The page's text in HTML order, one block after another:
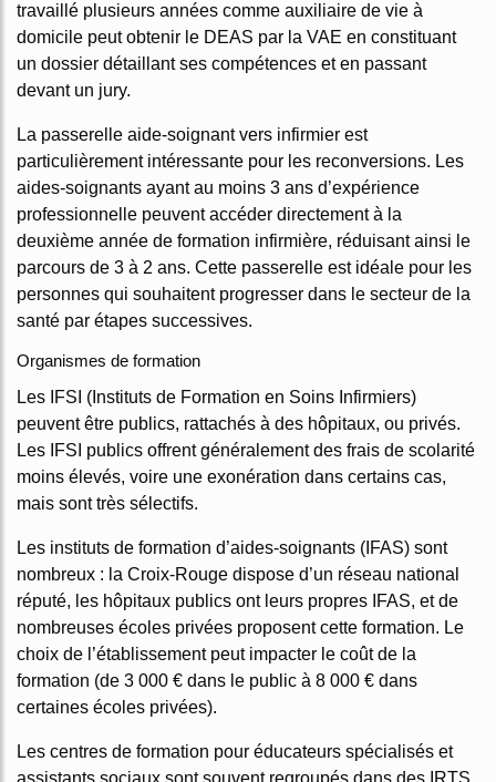
travaillé plusieurs années comme auxiliaire de vie à
domicile peut obtenir le DEAS par la VAE en constituant
un dossier détaillant ses compétences et en passant
devant un jury.
La passerelle aide-soignant vers infirmier est
particulièrement intéressante pour les reconversions. Les
aides-soignants ayant au moins 3 ans d’expérience
professionnelle peuvent accéder directement à la
deuxième année de formation infirmière, réduisant ainsi le
parcours de 3 à 2 ans. Cette passerelle est idéale pour les
personnes qui souhaitent progresser dans le secteur de la
santé par étapes successives.
Organismes de formation
Les IFSI (Instituts de Formation en Soins Infirmiers)
peuvent être publics, rattachés à des hôpitaux, ou privés.
Les IFSI publics offrent généralement des frais de scolarité
moins élevés, voire une exonération dans certains cas,
mais sont très sélectifs.
Les instituts de formation d’aides-soignants (IFAS) sont
nombreux : la Croix-Rouge dispose d’un réseau national
réputé, les hôpitaux publics ont leurs propres IFAS, et de
nombreuses écoles privées proposent cette formation. Le
choix de l’établissement peut impacter le coût de la
formation (de 3 000 € dans le public à 8 000 € dans
certaines écoles privées).
Les centres de formation pour éducateurs spécialisés et